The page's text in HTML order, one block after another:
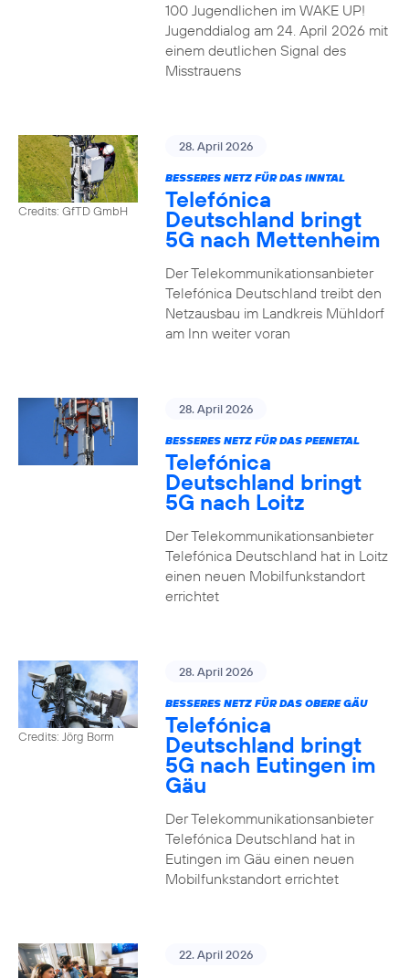
100 Jugendlichen im WAKE UP!
Jugenddialog am 24. April 2026 mit
einem deutlichen Signal des
Misstrauens
Credits: GfTD GmbH
28. April 2026
BESSERES NETZ FÜR DAS INNTAL
Telefónica
Deutschland bringt
5G nach Mettenheim
Der Telekommunikationsanbieter
Telefónica Deutschland treibt den
Netzausbau im Landkreis Mühldorf
am Inn weiter voran
28. April 2026
BESSERES NETZ FÜR DAS PEENETAL
Telefónica
Deutschland bringt
5G nach Loitz
Der Telekommunikationsanbieter
Telefónica Deutschland hat in Loitz
einen neuen Mobilfunkstandort
errichtet
Credits: Jörg Borm
28. April 2026
BESSERES NETZ FÜR DAS OBERE GÄU
Telefónica
Deutschland bringt
5G nach Eutingen im
Gäu
Der Telekommunikationsanbieter
Telefónica Deutschland hat in
Eutingen im Gäu einen neuen
Mobilfunkstandort errichtet
22. April 2026